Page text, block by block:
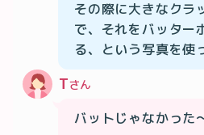
その際に大きなクラ
で、それをバッター
る、という写真を使
Tさん
バットじゃなかった